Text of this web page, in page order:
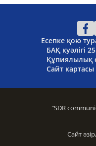
Есепке қою
БАҚ куәлігі
Құпиялылық
Сайт картасы
"SDR
Сайт